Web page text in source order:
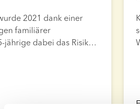
2021 dank einer
familiärer
jährige dabei das Risiko